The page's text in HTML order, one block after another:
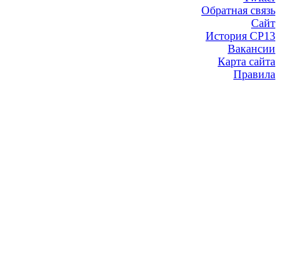
Обратная связь
Сайт
История СР13
Вакансии
Карта сайта
Правила